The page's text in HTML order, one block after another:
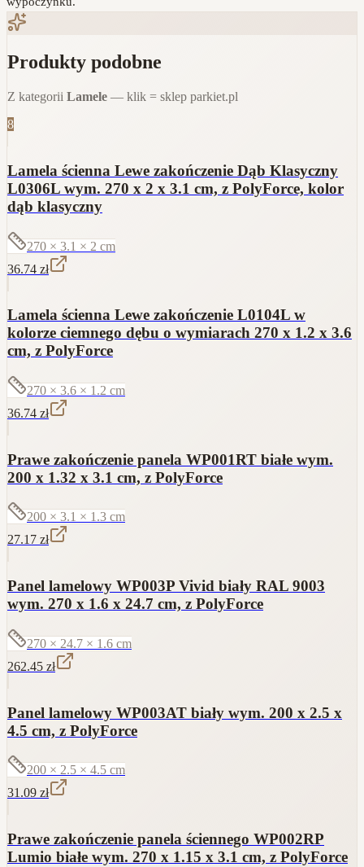
Produkty podobne
Z kategorii Lamele — klik = sklep parkiet.pl
8
Lamela ścienna Lewe zakończenie Dąb Klasyczny
L0306L wym. 270 x 2 x 3.1 cm, z PolyForce, kolor
dąb klasyczny
270 × 3.1 × 2 cm
36.74 zł
Lamela ścienna Lewe zakończenie L0104L w
kolorze ciemnego dębu o wymiarach 270 x 1.2 x 3.6
cm, z PolyForce
270 × 3.6 × 1.2 cm
36.74 zł
Prawe zakończenie panela WP001RT białe wym.
200 x 1.32 x 3.1 cm, z PolyForce
200 × 3.1 × 1.3 cm
27.17 zł
Panel lamelowy WP003P Vivid biały RAL 9003
wym. 270 x 1.6 x 24.7 cm, z PolyForce
270 × 24.7 × 1.6 cm
262.45 zł
Panel lamelowy WP003AT biały wym. 200 x 2.5 x
4.5 cm, z PolyForce
200 × 2.5 × 4.5 cm
31.09 zł
Prawe zakończenie panela ściennego WP002RP
Lumio białe wym. 270 x 1.15 x 3.1 cm, z PolyForce